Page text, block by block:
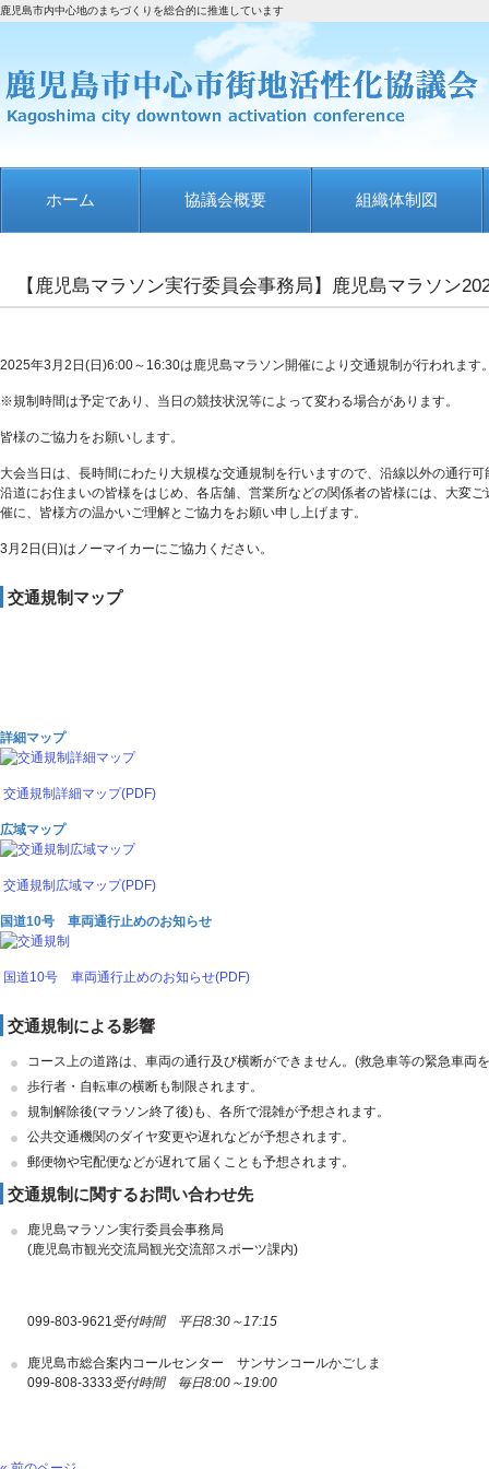
鹿児島市内中心地のまちづくりを総合的に推進しています
ホーム 協議会概要 組織体制図
【鹿児島マラソン実行委員会事務局】鹿児島マラソン
2025年3月2日(日)6:00～16:30は鹿児島マラソン開催により交通規制が行われます
※規制時間は予定であり、当日の競技状況等によって変わる場合があります。
皆様のご協力をお願いします。
大会当日は、長時間にわたり大規模な交通規制を行いますので、沿線以外の通行
沿道にお住まいの皆様をはじめ、各店舗、営業所などの関係者の皆様には、大変
催に、皆様方の温かいご理解とご協力をお願い申し上げます。
3月2日(日)はノーマイカーにご協力ください。
交通規制マップ
詳細マップ
交通規制詳細マップ(PDF)
広域マップ
交通規制広域マップ(PDF)
国道10号 車両通行止めのお知らせ
国道10号 車両通行止めのお知らせ(PDF)
交通規制による影響
コース上の道路は、車両の通行及び横断ができません。(救急車等の緊急車両
歩行者・自転車の横断も制限されます。
規制解除後(マラソン終了後)も、各所で混雑が予想されます。
公共交通機関のダイヤ変更や遅れなどが予想されます。
郵便物や宅配便などが遅れて届くことも予想されます。
交通規制に関するお問い合わせ先
鹿児島マラソン実行委員会事務局
(鹿児島市観光交流局観光交流部スポーツ課内)
099-803-9621受付時間 平日8:30～17:15
鹿児島市総合案内コールセンター サンサンコールかごしま
099-808-3333受付時間 毎日8:00～19:00